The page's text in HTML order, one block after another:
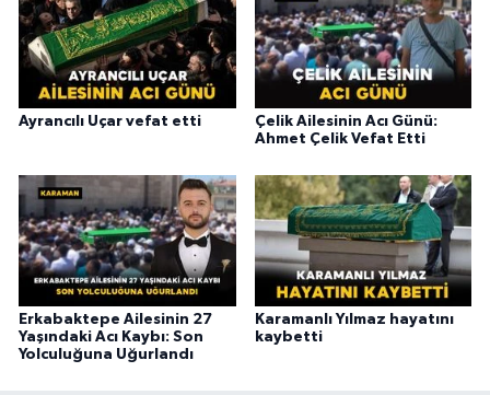
Ayrancılı Uçar vefat etti
Çelik Ailesinin Acı Günü:
Ahmet Çelik Vefat Etti
Erkabaktepe Ailesinin 27
Yaşındaki Acı Kaybı: Son
Yolculuğuna Uğurlandı
Karamanlı Yılmaz hayatını
kaybetti